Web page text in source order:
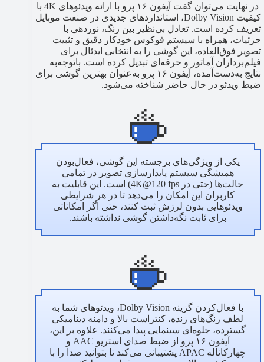
در نهایت می‌توان گفت آیفون ۱۶ پرو با ارائه ویدئوهای 4K با
کیفیت Dolby Vision، استانداردهای جدیدی در صنعت موبایل
تعریف کرده است. تعادل بی‌نظیر بین رنگ، نوردهی با
جزئیات، همراه با سیستم فوکوس خودکار دقیق و تثبیت
تصویر فوق‌العاده، این گوشی را به انتخابی ایدئال برای
فیلم‌برداران آماتور و حرفه‌ای تبدیل کرده است. باتوجه‌به
نتایج به‌دست‌آمده، آیفون ۱۶ پرو به‌عنوان بهترین گوشی برای
ضبط ویدئو در حال حاضر شناخته می‌شود.
یکی از ویژگی‌های برجسته این گوشی، فعال‌بودن
همیشگی سیستم پایدارسازی تصویر در تمامی
حالت‌ها (حتی در 4K@120 fps) است. این قابلیت به
کاربران این امکان را می‌دهد تا در هر شرایطی
ویدئوهایی بدون لرزش ثبت کنند، حتی اگر امکاناتی
برای ثابت نگه‌داشتن گوشی نداشته باشند.
با فعال‌کردن گزینه Dolby Vision، ویدئوهای شما به
لطف رنگ‌های زنده، کنتراست بالا و دامنه دینامیکی
گسترده، جلوه‌ای سینمایی پیدا می‌کنند. علاوه بر این،
آیفون ۱۶ پرو از ضبط صدای استریو AAC و
چهارکاناله APAC پشتیبانی می‌کند تا بتوانید صدا را با